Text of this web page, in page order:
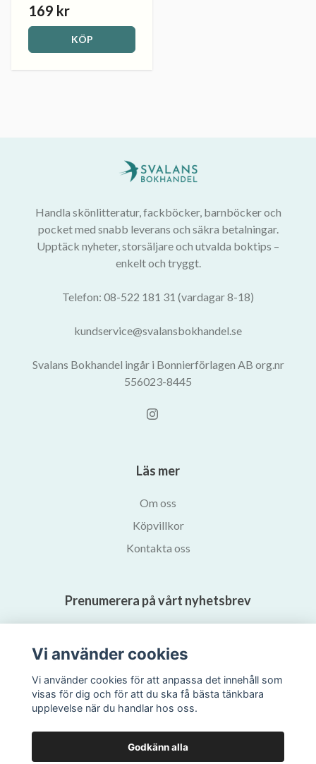
169 kr
KÖP
Handla skönlitteratur, fackböcker, barnböcker och
pocket med snabb leverans och säkra betalningar.
Upptäck nyheter, storsäljare och utvalda boktips –
enkelt och tryggt.
Telefon: 08-522 181 31 (vardagar 8-18)
kundservice@svalansbokhandel.se
Svalans Bokhandel ingår i Bonnierförlagen AB org.nr
556023-8445
Läs mer
Om oss
Köpvillkor
Kontakta oss
Prenumerera på vårt nyhetsbrev
Vi använder cookies
Vi använder cookies för att anpassa det innehåll som
visas för dig och för att du ska få bästa tänkbara
upplevelse när du handlar hos oss.
Godkänn alla